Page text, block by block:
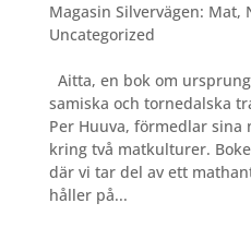
Magasin Silvervägen: Mat,
Uncategorized
Aitta, en bok om
samiska och tornedalska
Per Huuva, förmedlar sina
kring två matkulturer.
där vi tar del av ett
håller på...